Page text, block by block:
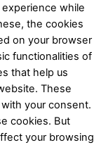
while
the cookies
on your browser
functionalities of
that help us
These
your consent.
cookies. But
your browsing